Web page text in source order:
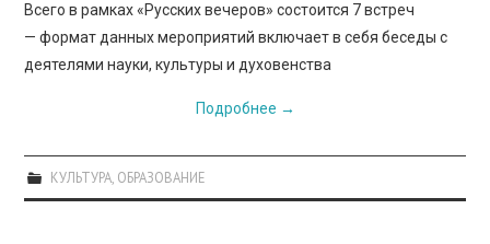
Всего в рамках «Русских вечеров» состоится 7 встреч
— формат данных мероприятий включает в себя беседы с
деятелями науки, культуры и духовенства
Подробнее →
КУЛЬТУРА, ОБРАЗОВАНИЕ